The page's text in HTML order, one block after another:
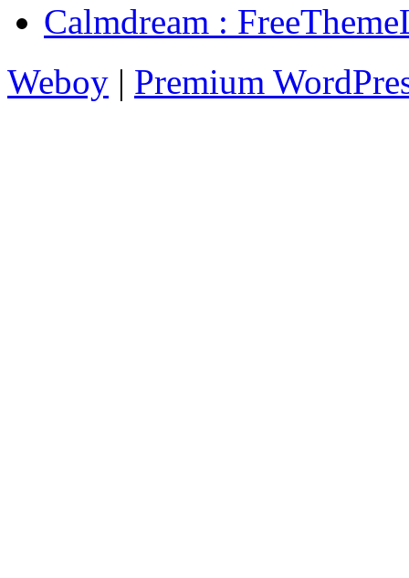
Calmdream :
Weboy | Premium